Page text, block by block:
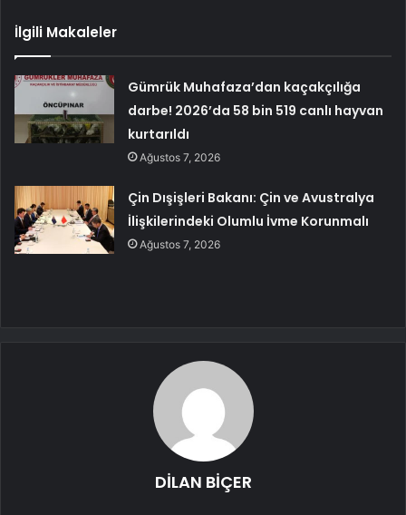
İlgili Makaleler
Gümrük Muhafaza’dan kaçakçılığa
darbe! 2026’da 58 bin 519 canlı hayvan
kurtarıldı
Ağustos 7, 2026
Çin Dışişleri Bakanı: Çin ve Avustralya
İlişkilerindeki Olumlu İvme Korunmalı
Ağustos 7, 2026
DİLAN BİÇER